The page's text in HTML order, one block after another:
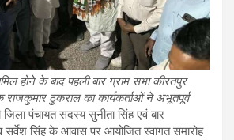
होने के बाद पहली बार ग्राम सभा कीरतपुर
राजकुमार ठुकराल का कार्यकर्ताओं ने अभूतपूर्व
पंचायत सदस्य सुनीता सिंह एवं बार
सर्वेश सिंह के आवास पर आयोजित स्वागत समारोह